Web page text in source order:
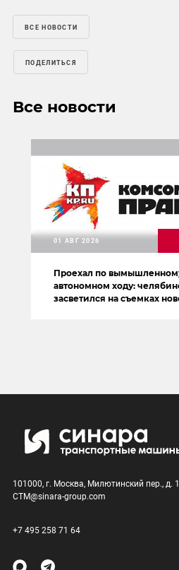
ВСЕ НОВОСТИ
ПОДЕЛИТЬСЯ
Все новости
Проехал по
автономном ходу:
засветился на съемках
01 АВГ 2026
101000, г. Москва, Милютинский пер., д.
CTM@sinara-group.com
+7 495 258 71 64